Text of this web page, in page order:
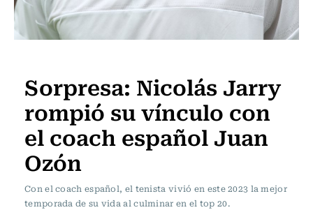
Sorpresa: Nicolás Jarry
rompió su vínculo con
el coach español Juan
Ozón
Con el coach español, el tenista vivió en este 2023 la mejor
temporada de su vida al culminar en el top 20.